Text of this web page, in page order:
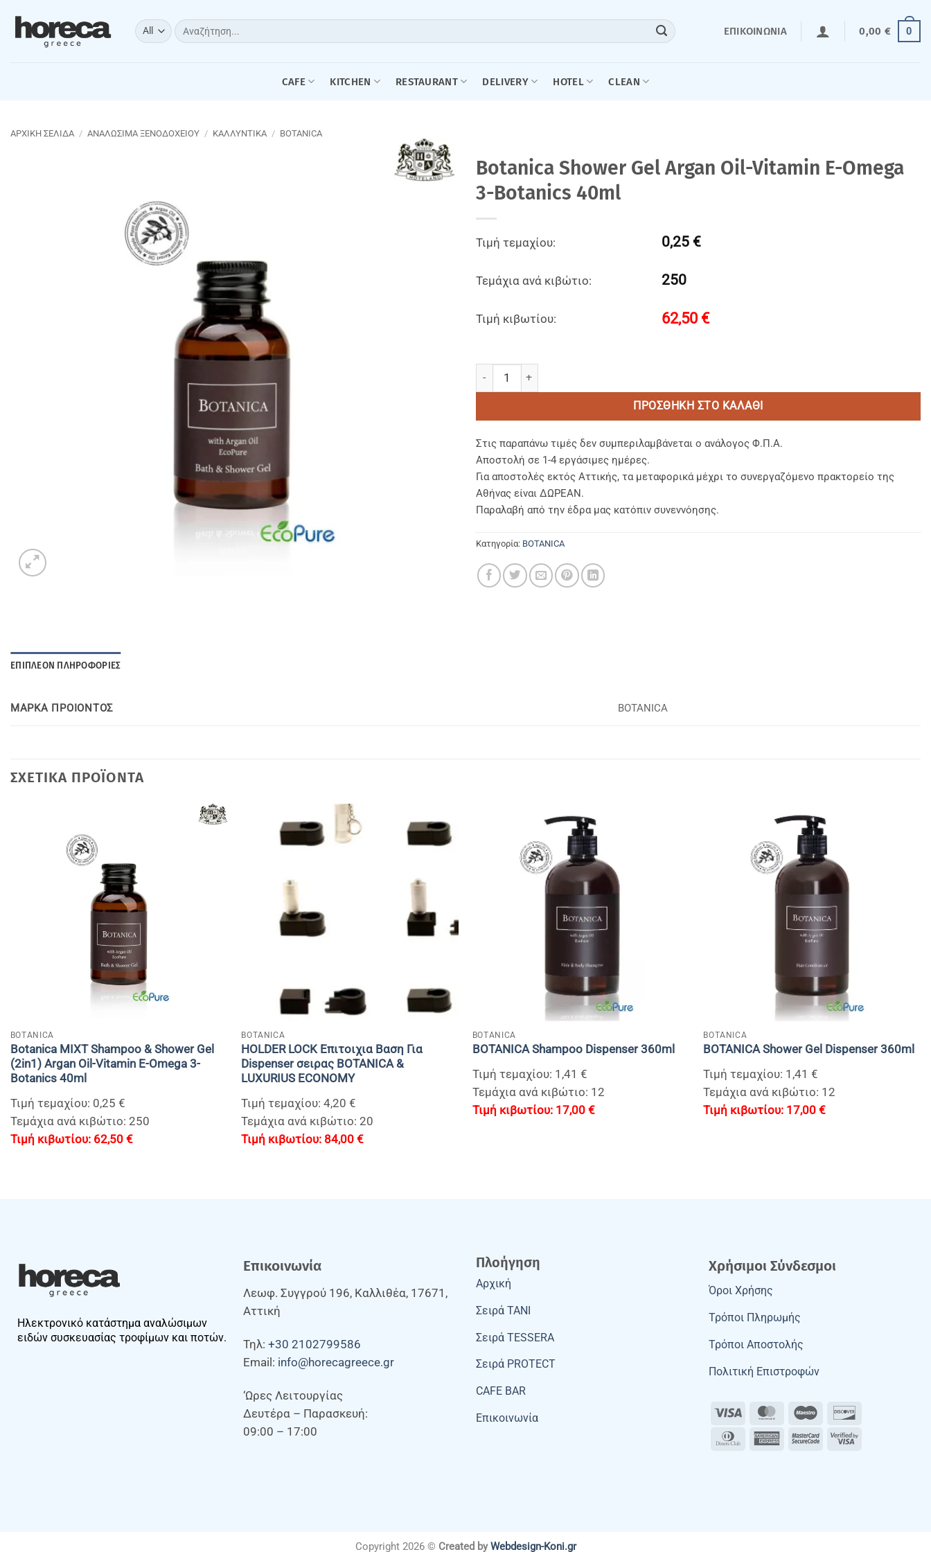
περιεχόμενο
Αναζήτηση
για:
ΕΠΙΚΟΙΝΩΝΊΑ 0,00 € 0
CAFE KITCHEN RESTAURANT DELIVERY HOTEL CLEAN
ΑΡΧΙΚΉ ΣΕΛΊΔΑ / ΑΝΑΛΩΣΙΜΑ ΞΕΝΟΔΟΧΕΙΟΥ / ΚΑΛΛΥΝΤΙΚΑ / BOTANICA
Botanica Shower Gel Argan Oil-Vitamin E-Omega
3-Botanics 40ml
Τιμή τεμαχίου: 0,25 €
Τεμάχια ανά κιβώτιο: 250
Τιμή κιβωτίου: 62,50 €
Botanica Shower Gel Argan Oil-Vitamin E-Omega 3-Botanics 40ml ποσότητα
ΠΡΟΣΘΉΚΗ ΣΤΟ ΚΑΛΆΘΙ
Στις παραπάνω τιμές δεν συμπεριλαμβάνεται ο ανάλογος Φ.Π.Α.
Αποστολή σε 1-4 εργάσιμες ημέρες.
Για αποστολές εκτός Αττικής, τα μεταφορικά μέχρι το συνεργαζόμενο πρακτορείο της
Αθήνας είναι ΔΩΡΕΑΝ.
Παραλαβή από την έδρα μας κατόπιν συνεννόησης.
Κατηγορία: BOTANICA
ΕΠΙΠΛΈΟΝ ΠΛΗΡΟΦΟΡΊΕΣ
ΜΑΡΚΑ ΠΡΟΙΟΝΤΟΣ BOTANICA
ΣΧΕΤΙΚΆ ΠΡΟΪΌΝΤΑ
BOTANICA
Botanica MIXT Shampoo & Shower Gel
(2in1) Argan Oil-Vitamin E-Omega 3-
Botanics 40ml
Τιμή τεμαχίου: 0,25 €
Τεμάχια ανά κιβώτιο: 250
62,50 €
BOTANICA
HOLDER LOCK Επιτοιχια Βαση Για
Dispenser σειρας BOTANICA &
LUXURIUS ECONOMY
Τιμή τεμαχίου: 4,20 €
Τεμάχια ανά κιβώτιο: 20
84,00€
BOTANICA
BOTANICA Shampoo Dispenser 360ml
Τιμή τεμαχίου: 1,41 €
Τεμάχια ανά κιβώτιο: 12
17,00 €
BOTANICA
BOTANICA Shower Gel Dispenser 360ml
Τιμή τεμαχίου: 1,41 €
Τεμάχια ανά κιβώτιο: 12
17,00€
Ηλεκτρονικό κατάστημα αναλώσιμων
ειδών συσκευασίας τροφίμων και ποτών.
Επικοινωνία
Λεωφ. Συγγρού 196, Καλλιθέα, 17671,
Αττική
Τηλ: +30 2102799586
Email: info@horecagreece.gr
‘Ωρες Λειτουργίας
Δευτέρα – Παρασκευή:
09:00 – 17:00
Πλοήγηση
Αρχική
Σειρά TANI
Σειρά TESSERA
Σειρά PROTECT
CAFE BAR
Επικοινωνία
Χρήσιμοι Σύνδεσμοι
Όροι Χρήσης
Τρόποι Πληρωμής
Τρόποι Αποστολής
Πολιτική Επιστροφών
Visa MasterCardMaestro
Dinners AmericanMasterCard
Visa
Copyright 2026 © Created byWebdesign-Koni.gr